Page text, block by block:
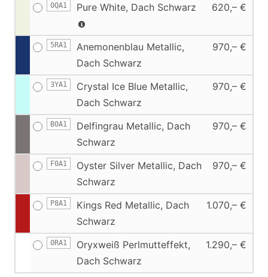
0QA1 Pure White, Dach Schwarz 620,– €
5RA1
Anemonenblau Metallic,
Dach Schwarz
970,– €
3YA1
Crystal Ice Blue Metallic,
Dach Schwarz
970,– €
B0A1
Delfingrau Metallic, Dach
Schwarz
970,– €
F0A1
Oyster Silver Metallic, Dach
Schwarz
970,– €
P8A1
Kings Red Metallic, Dach
Schwarz
1.070,– €
0RA1
Oryxweiß Perlmutteffekt,
Dach Schwarz
1.290,– €